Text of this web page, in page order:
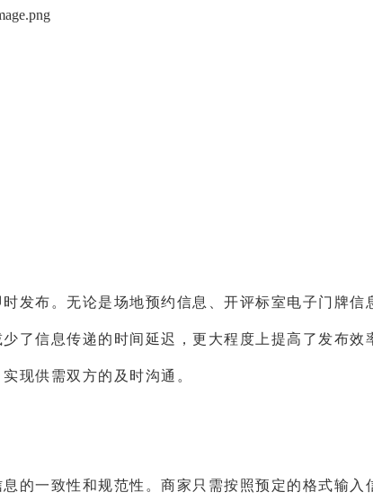
发布。无论是场地预约信息、开评标室电子门牌信
了信息传递的时间延迟，更大程度上提高了发布效
现供需双方的及时沟通。
的一致性和规范性。商家只需按照预定的格式输入